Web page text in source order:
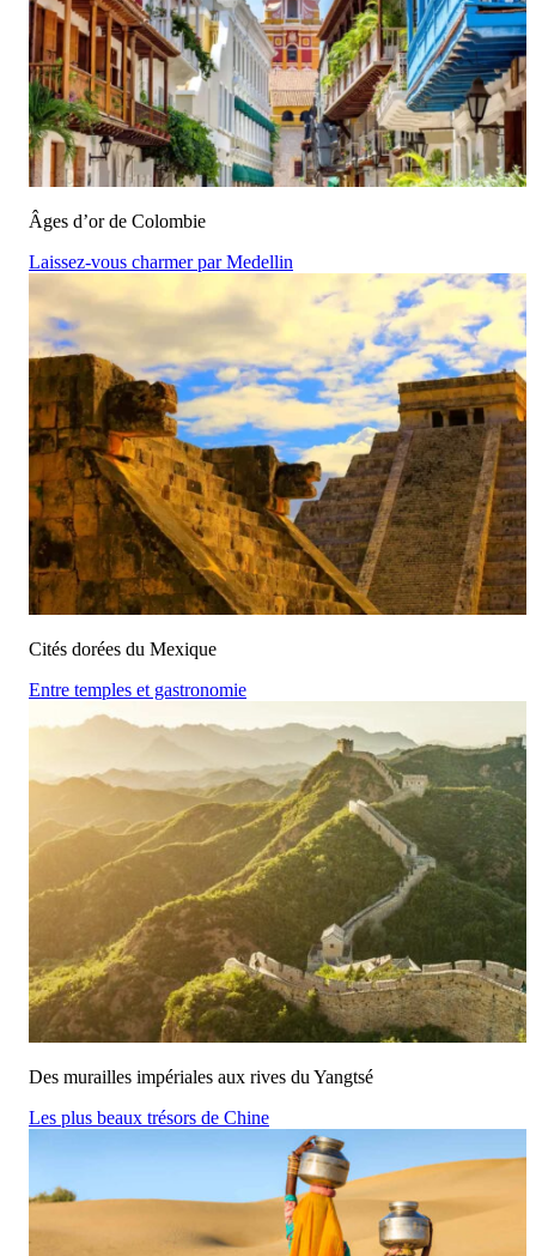
Âges d’or de Colombie
Laissez-vous charmer par Medellin
Cités dorées du Mexique
Entre temples et gastronomie
Des murailles impériales aux rives du Yangtsé
Les plus beaux trésors de Chine